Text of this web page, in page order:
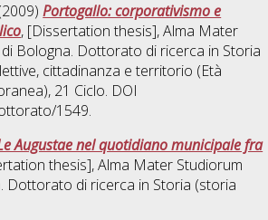
Portogallo: corporativismo e
, [Dissertation thesis], Alma Mater
Bologna. Dottorato di ricerca in Storia
cittadinanza e territorio (Età
, 21 Ciclo. DOI
1549.
Augustae nel quotidiano municipale fra
thesis], Alma Mater Studiorum
Dottorato di ricerca in Storia (storia